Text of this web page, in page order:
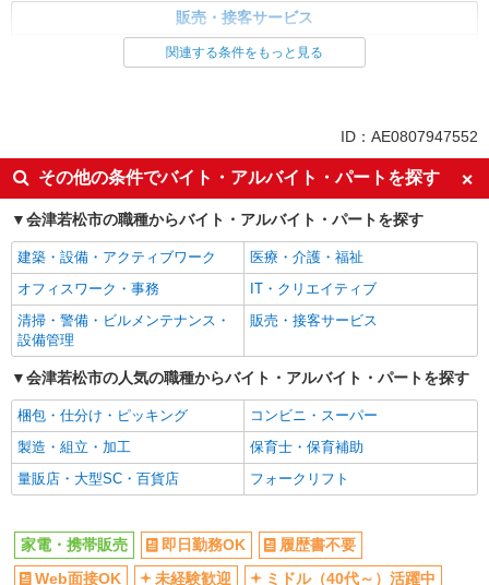
販売・接客サービス
英語が活かせる
ボーナス・賞与あり
日払い
車通勤OK
交通費支給
社会保険あり
社員登用あり
関連する条件をもっと見る
ID：AE0807947552
その他の条件でバイト・アルバイト・パートを探す
会津若松市の職種からバイト・アルバイト・パートを探す
建築・設備・アクティブワーク
医療・介護・福祉
オフィスワーク・事務
IT・クリエイティブ
清掃・警備・ビルメンテナンス・
設備管理
販売・接客サービス
会津若松市の人気の職種からバイト・アルバイト・パートを探す
梱包・仕分け・ピッキング
コンビニ・スーパー
製造・組立・加工
保育士・保育補助
量販店・大型SC・百貨店
フォークリフト
家電・携帯販売 即日勤務OK
履歴書不要
Web面接OK
未経験歓迎
ミドル（40代～）活躍中